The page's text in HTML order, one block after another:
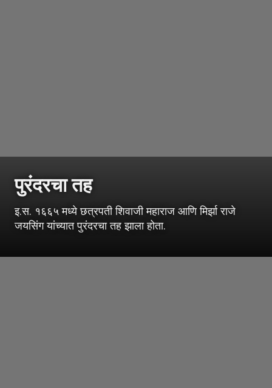
पुरंदरचा तह
इ.स. १६६५ मध्ये छत्रपती शिवाजी महाराज आणि मिर्झा राजे
जयसिंग यांच्यात पुरंदरचा तह झाला होता.